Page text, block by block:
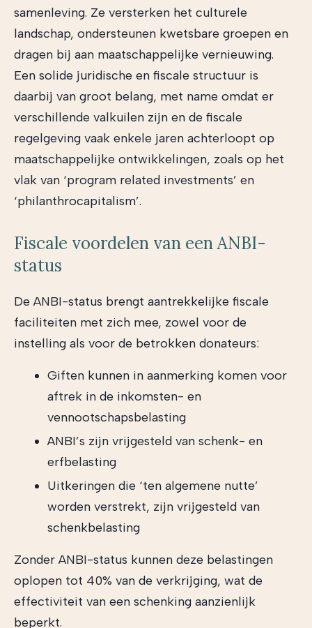
samenleving. Ze versterken het culturele
landschap, ondersteunen kwetsbare groepen en
dragen bij aan maatschappelijke vernieuwing.
Een solide juridische en fiscale structuur is
daarbij van groot belang, met name omdat er
verschillende valkuilen zijn en de fiscale
regelgeving vaak enkele jaren achterloopt op
maatschappelijke ontwikkelingen, zoals op het
vlak van ‘program related investments’ en
‘philanthrocapitalism’.
Fiscale voordelen van een ANBI-
status
De ANBI-status brengt aantrekkelijke fiscale
faciliteiten met zich mee, zowel voor de
instelling als voor de betrokken donateurs:
Giften kunnen in aanmerking komen voor
aftrek in de inkomsten- en
vennootschapsbelasting
ANBI’s zijn vrijgesteld van schenk- en
erfbelasting
Uitkeringen die ‘ten algemene nutte’
worden verstrekt, zijn vrijgesteld van
schenkbelasting
Zonder ANBI-status kunnen deze belastingen
oplopen tot 40% van de verkrijging, wat de
effectiviteit van een schenking aanzienlijk
beperkt.